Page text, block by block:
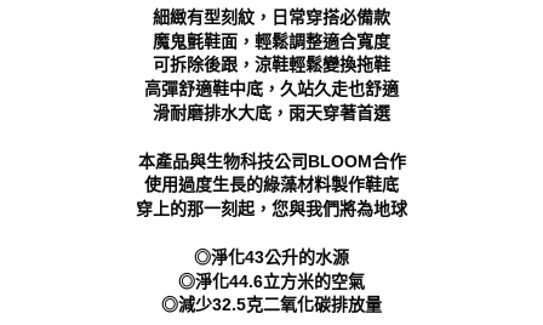
※ 交易是否成功請以「AFTEE先享後付 」之結帳頁面顯示為準，若有關於
是否繳費成功／繳費後需取消欲退款等相關疑問，請聯繫「AFTEE先享後付
https://netprotections.freshdesk.com/support/home
１．透過由恩沛科技股份有限公司提供之「AFTEE先享後付」服務完成之交
權轉讓予恩沛科技股份有限公司。
２．關於個人資料處理事宜，請瀏覽以下網址：
https://aftee.tw/terms/#terms3
「AFTEE先享後付」，若未經同意申辦者引起之損失，本公司不負相關責
４．使用「AFTEE先享後付」時，將依據個別帳號之用戶狀況，依本公司即
時審查核予不同之上限額度；若仍有額度不足之情形，本公司將視審查結果
每筆NT$70，滿NT$999(含以上)免運費
每筆NT$90，滿NT$999(含以上)免運費
細緻有型刻紋，日常穿搭必備款
魔鬼氈鞋面，輕鬆調整適合寬度
可拆除後跟，涼鞋輕鬆變換拖鞋
高彈舒適鞋中底，久站久走也舒適
滑耐磨排水大底，雨天穿著首選
本產品與生物科技公司BLOOM合作
使用過度生長的綠藻材料製作鞋底
穿上的那一刻起，您與我們將為地球
◎淨化43公升的水源
◎淨化44.6立方米的空氣
◎減少32.5克二氧化碳排放量